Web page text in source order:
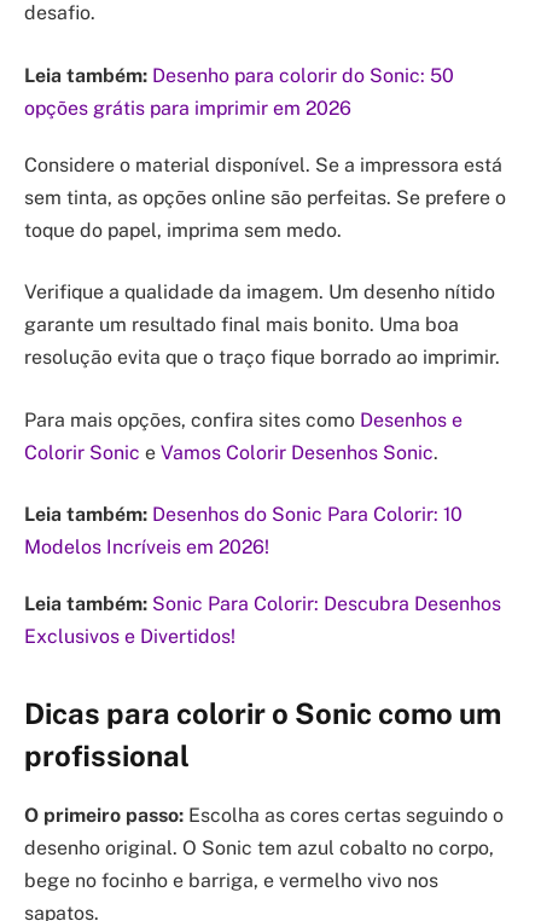
desafio.
Leia também: Desenho para colorir do Sonic: 50
opções grátis para imprimir em 2026
Considere o material disponível. Se a impressora está
sem tinta, as opções online são perfeitas. Se prefere o
toque do papel, imprima sem medo.
Verifique a qualidade da imagem. Um desenho nítido
garante um resultado final mais bonito. Uma boa
resolução evita que o traço fique borrado ao imprimir.
Para mais opções, confira sites como Desenhos e
Colorir Sonic e Vamos Colorir Desenhos Sonic.
Leia também: Desenhos do Sonic Para Colorir: 10
Modelos Incríveis em 2026!
Leia também: Sonic Para Colorir: Descubra Desenhos
Exclusivos e Divertidos!
Dicas para colorir o Sonic como um
profissional
O primeiro passo: Escolha as cores certas seguindo o
desenho original. O Sonic tem azul cobalto no corpo,
bege no focinho e barriga, e vermelho vivo nos
sapatos.